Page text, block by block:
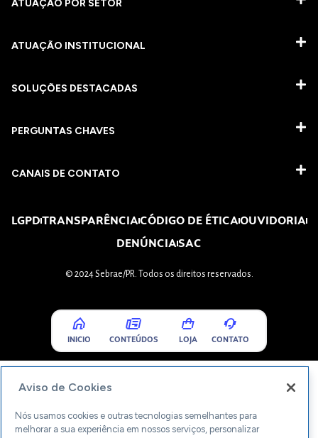
ATUAÇÃO POR SETOR
ATUAÇÃO INSTITUCIONAL
SOLUÇÕES DESTACADAS
PERGUNTAS CHAVES​
CANAIS DE CONTATO
LGPDTRANSPARÊNCIACÓDIGO DE ÉTICAOUVIDORIA
DENÚNCIASAC
© 2024 Sebrae/PR. Todos os direitos reservados.
INICIO CONTEÚDOS LOJA CONTATO
Aviso de Cookies
Nós usamos cookies e outras tecnologias semelhantes para
melhorar a sua experiência em nossos serviços, personalizar